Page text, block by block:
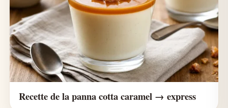
Recette de la panna cotta caramel → express